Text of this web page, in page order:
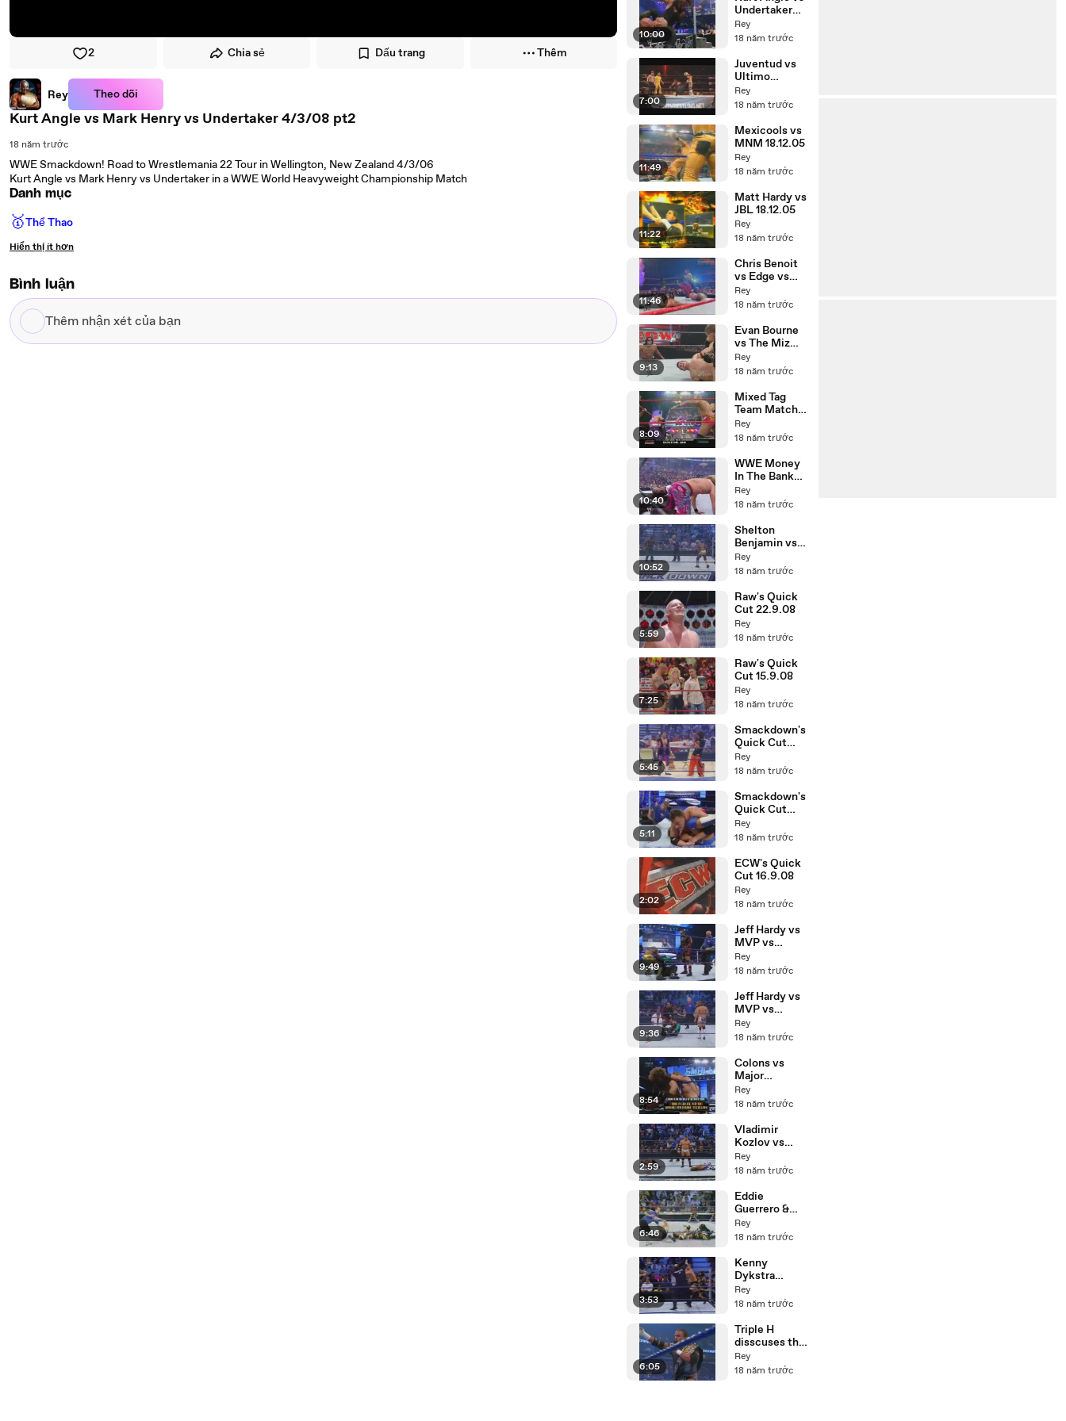
2 Chia sẻ Dấu trang Thêm
Rey Theo dõi
Kurt Angle vs Mark Henry vs Undertaker 4/3/08 pt2
18 năm trước
WWE Smackdown! Road to Wrestlemania 22 Tour in Wellington, New Zealand 4/3/06
Kurt Angle vs Mark Henry vs Undertaker in a WWE World Heavyweight Championship Match
Danh mục
🥇Thể Thao
Hiển thị ít hơn
Bình luận
Thêm
nhận
10:00
Undertaker
19.2.06 P2
Rey
18 năm trước
7:00
Juventud vs
Ultimo
Dragon vs
Dark Dragon
Rey
18 năm trước
11:49
Mexicools vs
MNM 18.12.05
Rey
18 năm trước
11:22
Matt Hardy vs
JBL 18.12.05
Rey
18 năm trước
11:46
Chris Benoit
vs Edge vs
Shawn
Michaels
Rey
18 năm trước
9:13
Evan Bourne
vs The Miz
16.9.08
Rey
18 năm trước
8:09
Mixed Tag
Team Match
21.3.05
Rey
18 năm trước
10:40
WWE Money
In The Bank
Ladder Match
3.4.05 P1
Rey
18 năm trước
10:52
Shelton
Benjamin vs
R-Truth
19.9.08
Rey
18 năm trước
5:59
Raw's Quick
Cut 22.9.08
Rey
18 năm trước
7:25
Raw's Quick
Cut 15.9.08
Rey
18 năm trước
5:45
Smackdown's
Quick Cut
19.9.08
Rey
18 năm trước
5:11
Smackdown's
Quick Cut
12.9.08
Rey
18 năm trước
2:02
ECW's Quick
Cut 16.9.08
Rey
18 năm trước
9:49
Jeff Hardy vs
MVP vs
Benjamin vs
Brian
12.9.08 P1
Rey
18 năm trước
9:36
Jeff Hardy vs
MVP vs
Benjamin vs
Brian
12.9.08 P2
Rey
18 năm trước
8:54
Colons vs
Major
Brothers
12.9.08
Rey
18 năm trước
2:59
Vladimir
Kozlov vs
Scotty
Goldman &
12.9.08
Rey
18 năm trước
6:46
Eddie
Guerrero &
Tajiri vs
Roddy Piper &
26.6.03
Rey
18 năm trước
3:53
Kenny
Dykstra
confornts
Jesse &
12.9.08
Rey
18 năm trước
6:05
Triple H
disscuses the
Scramble
5.9.08
Rey
18 năm trước